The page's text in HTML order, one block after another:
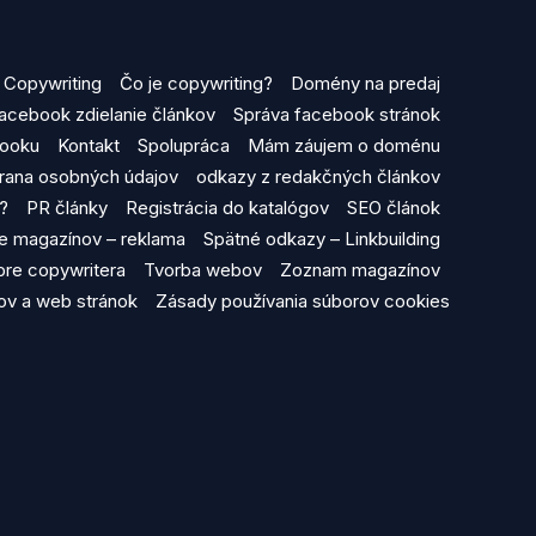
Copywriting Čo je copywriting?
Domény na predaj
zdielanie článkov
Správa facebook stránok
Kontakt Spolupráca
Mám záujem o doménu
osobných údajov
odkazy z redakčných článkov
PR články Registrácia do katalógov
SEO článok
magazínov – reklama
Spätné odkazy – Linkbuilding
copywritera
Tvorba webov
Zoznam magazínov
a web stránok
Zásady používania súborov cookies